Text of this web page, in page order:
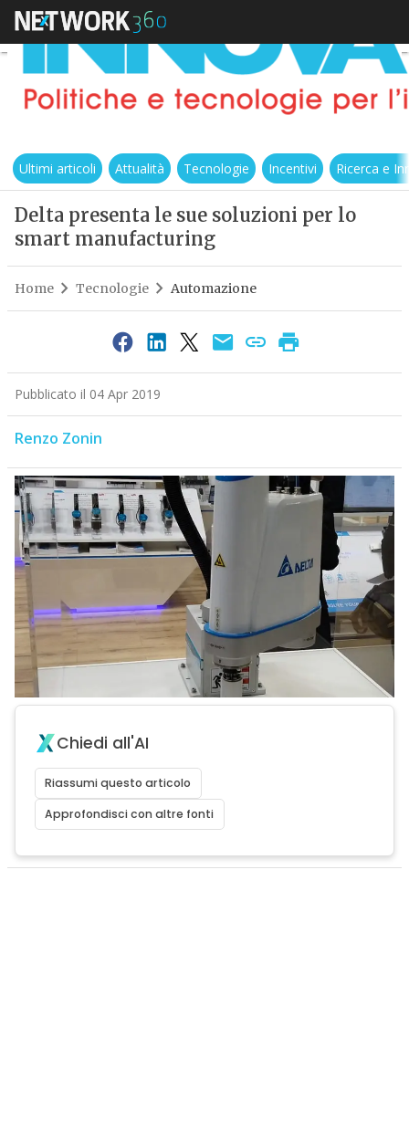
Ultimi articoli Attualità Tecnologie Incentivi Ricerca e
Delta presenta le sue soluzioni per lo
smart manufacturing
Home Tecnologie Automazione
Pubblicato il 04 Apr 2019
Renzo Zonin
Chiedi all'AI
Riassumi questo articolo
Approfondisci con altre fonti